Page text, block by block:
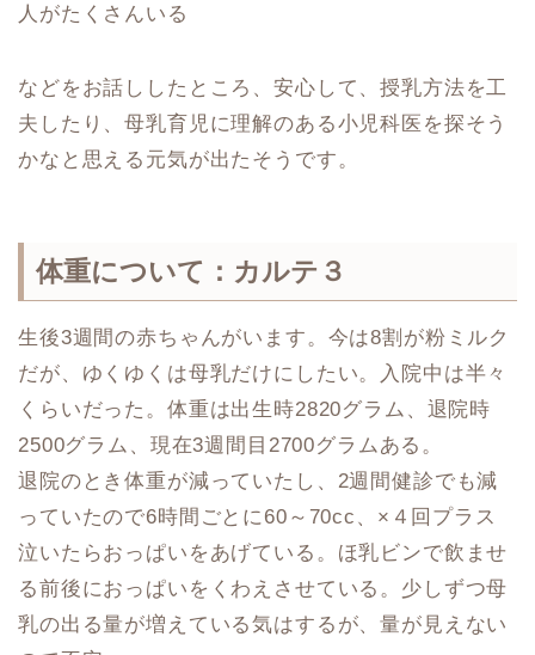
人がたくさんいる
などをお話ししたところ、安心して、授乳方法を工
夫したり、母乳育児に理解のある小児科医を探そう
かなと思える元気が出たそうです。
体重について：カルテ３
生後3週間の赤ちゃんがいます。今は8割が粉ミルク
だが、ゆくゆくは母乳だけにしたい。入院中は半々
くらいだった。体重は出生時2820グラム、退院時
2500グラム、現在3週間目2700グラムある。
退院のとき体重が減っていたし、2週間健診でも減
っていたので6時間ごとに60～70cc、×４回プラス
泣いたらおっぱいをあげている。ほ乳ビンで飲ませ
る前後におっぱいをくわえさせている。少しずつ母
乳の出る量が増えている気はするが、量が見えない